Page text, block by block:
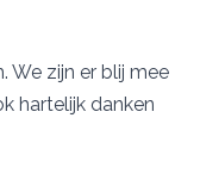
We zijn er blij mee
hartelijk danken